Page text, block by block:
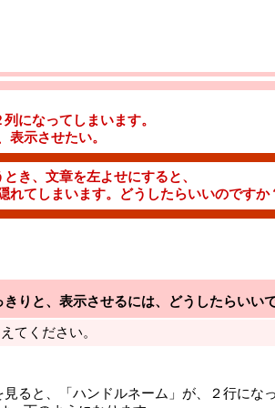
になってしまいます。
示させたい。
き、文章を左よせにすると、
てしまいます。どうしたらいいのですか
りと、表示させるには、どうしたらいい
てください。
見ると、「ハンドルネーム」が、２行になっ